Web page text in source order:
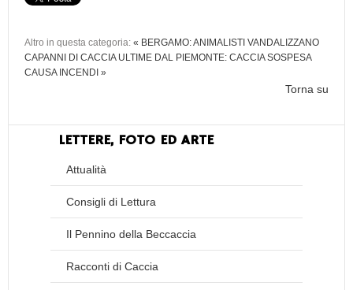
Altro in questa categoria: « BERGAMO: ANIMALISTI VANDALIZZANO
CAPANNI DI CACCIA ULTIME DAL PIEMONTE: CACCIA SOSPESA
CAUSA INCENDI »
Torna su
LETTERE, FOTO ED ARTE
Attualità
Consigli di Lettura
Il Pennino della Beccaccia
Racconti di Caccia